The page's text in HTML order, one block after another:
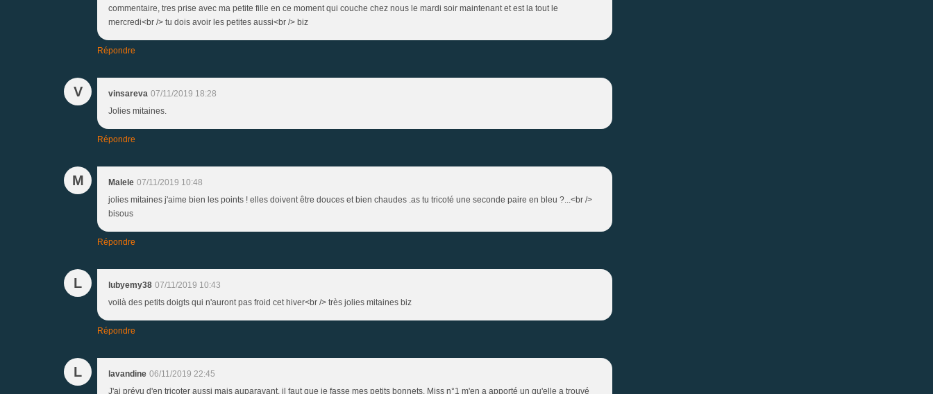
commentaire, tres prise avec ma petite fille en ce moment qui couche chez nous le mardi soir maintenant et est la tout le
mercredi<br /> tu dois avoir les petites aussi<br /> biz
Répondre
V vinsareva 07/11/2019 18:28
Jolies mitaines.
Répondre
M Malele 07/11/2019 10:48
jolies mitaines j'aime bien les points ! elles doivent être douces et bien chaudes .as tu tricoté une seconde paire en bleu ?...<br />
bisous
Répondre
L lubyemy38 07/11/2019 10:43
voilà des petits doigts qui n'auront pas froid cet hiver<br /> très jolies mitaines biz
Répondre
L lavandine 06/11/2019 22:45
J'ai prévu d'en tricoter aussi mais auparavant, il faut que je fasse mes petits bonnets. Miss n°1 m'en a apporté un qu'elle a trouvé